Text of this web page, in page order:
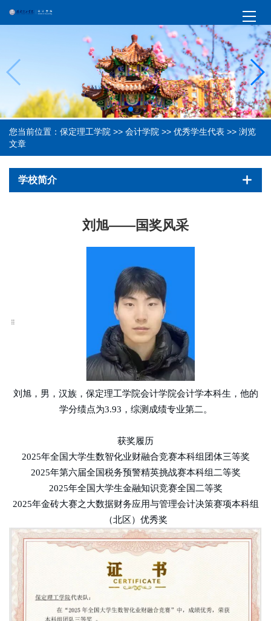
您当前位置： 保定理工学院 >> 会计学院 >> 优秀学生代表 >> 浏览
文章
学校简介
刘旭——国奖风采
刘旭，男，汉族，保定理工学院会计学院会计学本科生，他的
学分绩点为3.93，综测成绩专业第二。
获奖履历
2025年全国大学生数智化业财融合竞赛本科组团体三等奖
2025年第六届全国税务预警精英挑战赛本科组二等奖
2025年全国大学生金融知识竞赛全国二等奖
2025年金砖大赛之大数据财务应用与管理会计决策赛项本科组
（北区）优秀奖